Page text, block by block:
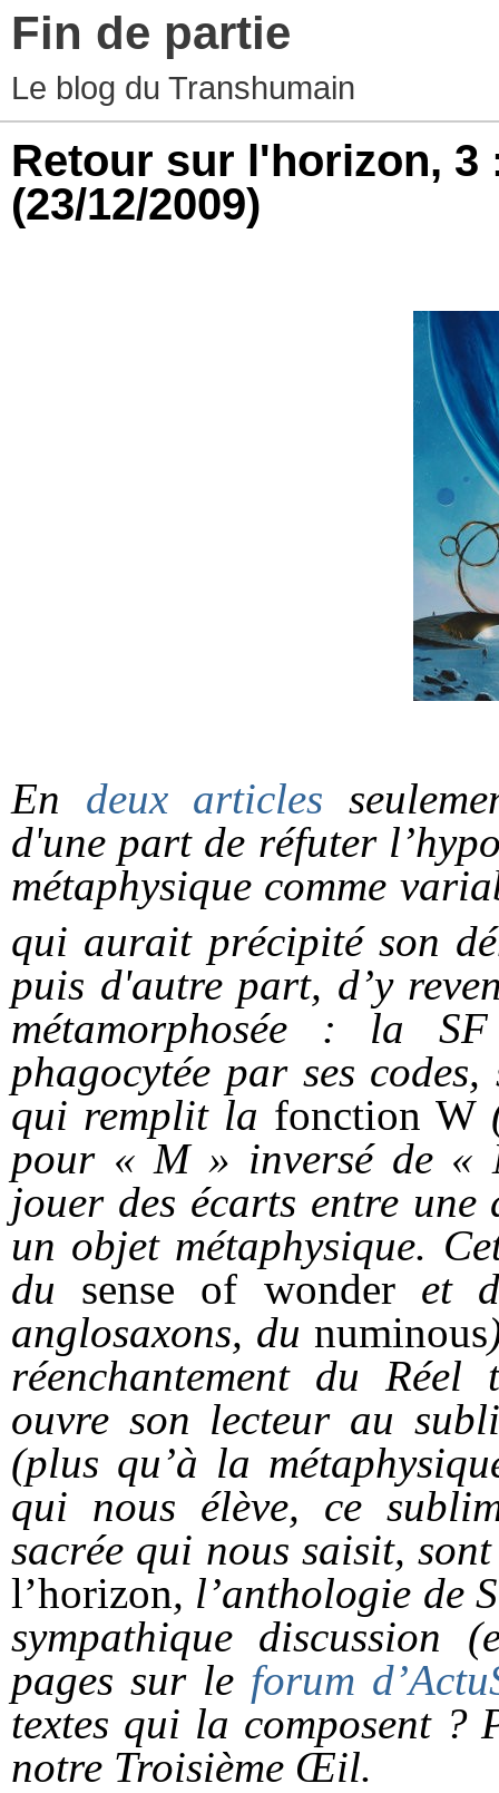
Fin de partie
Le blog du Transhumain
Retour sur l'horizon, 3
(23/12/2009)
En deux articles
d'une part de réfuter
métaphysique comme
qui aurait précipité son
puis d'autre part, d’y
métamorphosée : la
phagocytée par ses
qui remplit la fonction W
pour « M » inversé de «
jouer des écarts entre
un objet métaphysique.
du sense of wonder et
anglosaxons, du numinous
réenchantement du
ouvre son lecteur au
(plus qu’à la
qui nous élève, ce
sacrée qui nous saisit,
l’horizon, l’anthologie de
sympathique discussion
pages sur le forum
textes qui la composent ?
notre Troisième Œil.